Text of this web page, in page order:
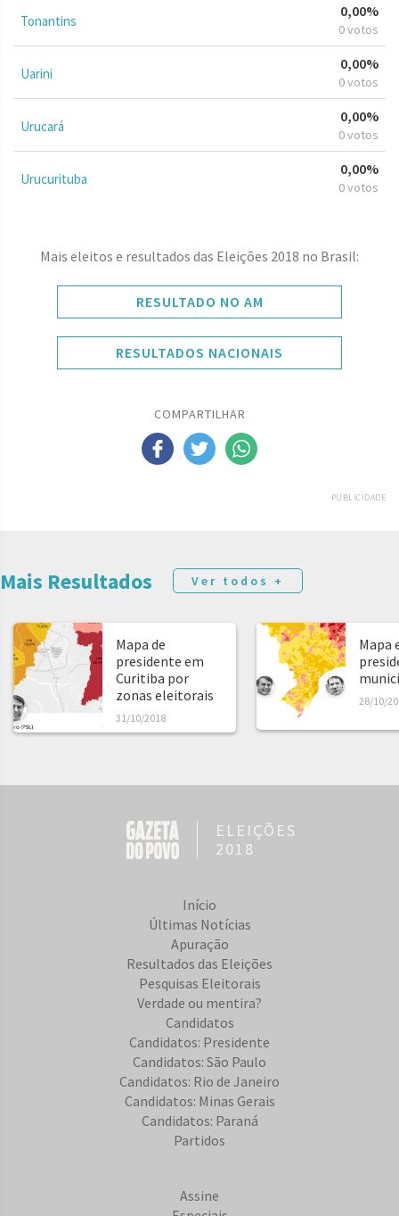
Tonantins
0,00%
0 votos
Uarini
0,00%
0 votos
Urucará
0,00%
0 votos
Urucurituba
0,00%
0 votos
Mais eleitos e resultados das Eleições 2018 no Brasil:
RESULTADO NO AM
RESULTADOS NACIONAIS
COMPARTILHAR
PUBLICIDADE
Mais Resultados Ver todos +
Mapa de
presidente em
Curitiba por
zonas eleitorais
31/10/2018
Mapa
28/10/
ELEIÇÕES
2018
Início
Últimas Notícias
Apuração
Resultados das Eleições
Pesquisas Eleitorais
Verdade ou mentira?
Candidatos
Candidatos: Presidente
Candidatos: São Paulo
Candidatos: Rio de Janeiro
Candidatos: Minas Gerais
Candidatos: Paraná
Partidos
Assine